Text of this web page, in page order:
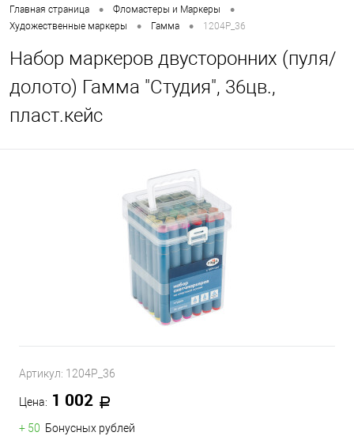
Главная страница • Фломастеры и Маркеры •
Художественные маркеры • Гамма • 1204P_36
Набор маркеров двусторонних (пуля/
долото) Гамма "Студия", 36цв.,
пласт.кейс
Артикул: 1204P_36
Цена: 1 002
+ 50 Бонусных рублей